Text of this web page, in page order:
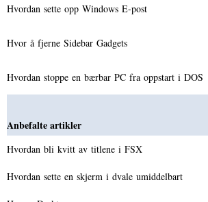
Hvordan sette opp Windows E-post
Hvor å fjerne Sidebar Gadgets
Hvordan stoppe en bærbar PC fra oppstart i DOS
Anbefalte artikler
Hvordan bli kvitt av titlene i FSX
Hvordan sette en skjerm i dvale umiddelbart